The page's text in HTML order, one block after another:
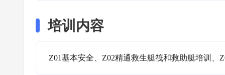
培训内容
Z01基本安全、Z02精通救生艇筏和救助艇培训、